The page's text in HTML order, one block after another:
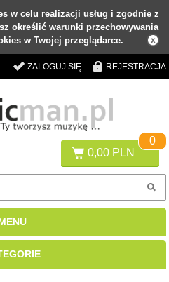
w celu realizacji usług i zgodnie z
określić warunki przechowywania
w Twojej przeglądarce.
ZALOGUJ SIĘ REJESTRACJA
0,00 PLN
0